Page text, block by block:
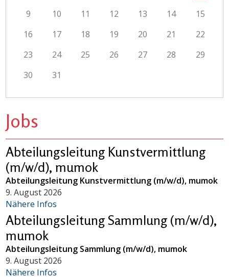
9
10 11 12 13 14
15
16
17 18 19 20 21
22
23
24 25 26 27 28
29
30
31
Jobs
Abteilungsleitung Kunstvermittlung
(m/w/d), mumok
Abteilungsleitung Kunstvermittlung (m/w/d), mumok
9. August 2026
Nähere Infos
Abteilungsleitung Sammlung (m/w/d),
mumok
Abteilungsleitung Sammlung (m/w/d), mumok
9. August 2026
Nähere Infos